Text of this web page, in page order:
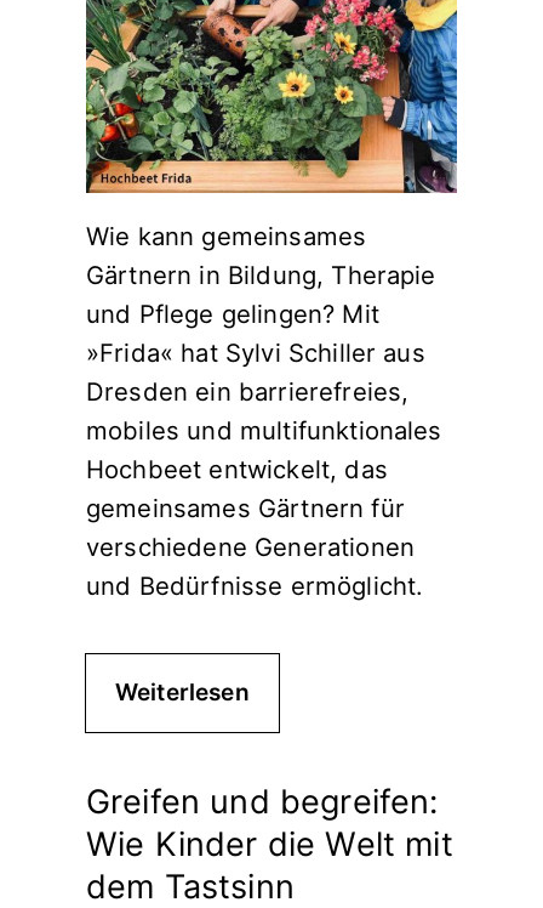
Wie kann gemeinsames
Gärtnern in Bildung, Therapie
und Pflege gelingen? Mit
»Frida« hat Sylvi Schiller aus
Dresden ein barrierefreies,
mobiles und multifunktionales
Hochbeet entwickelt, das
gemeinsames Gärtnern für
verschiedene Generationen
und Bedürfnisse ermöglicht.
Weiterlesen
Greifen und begreifen:
Wie Kinder die Welt mit
dem Tastsinn